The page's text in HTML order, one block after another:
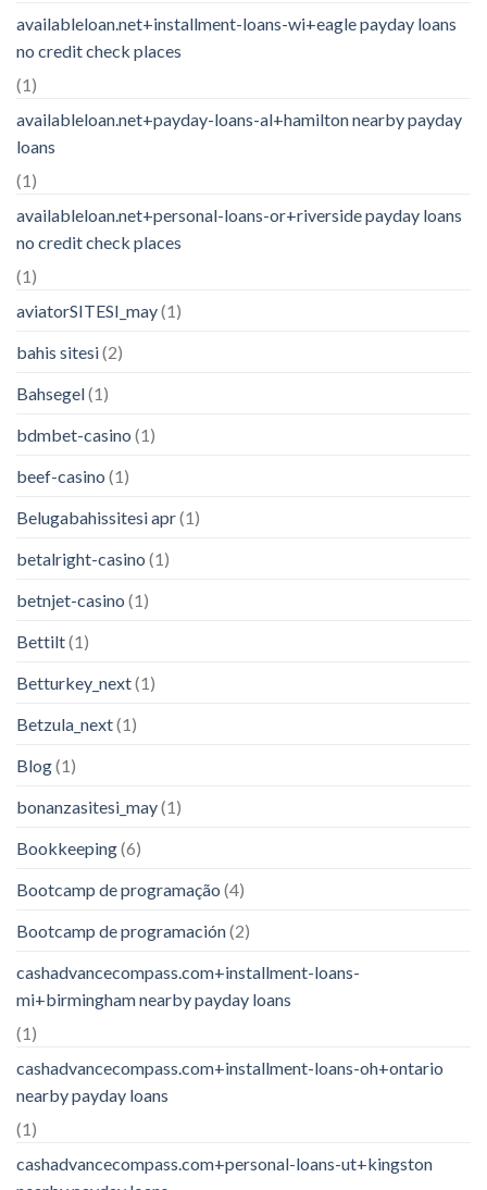
availableloan.net+installment-loans-wi+eagle payday loans
no credit check places
(1)
availableloan.net+payday-loans-al+hamilton nearby payday
loans
(1)
availableloan.net+personal-loans-or+riverside payday loans
no credit check places
(1)
aviatorSITESI_may(1)
bahis sitesi(2)
Bahsegel(1)
bdmbet-casino (1)
beef-casino (1)
Belugabahissitesi apr(1)
betalright-casino (1)
betnjet-casino (1)
Bettilt(1)
Betturkey_next(1)
Betzula_next(1)
Blog(1)
bonanzasitesi_may(1)
Bookkeeping(6)
Bootcamp de programação (4)
Bootcamp de programación(2)
cashadvancecompass.com+installment-loans-
mi+birmingham nearby payday loans
(1)
cashadvancecompass.com+installment-loans-oh+ontario
nearby payday loans
(1)
cashadvancecompass.com+personal-loans-ut+kingston